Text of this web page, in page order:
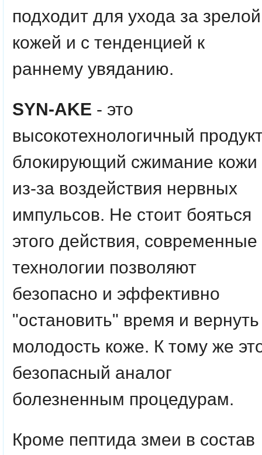
подходит для ухода за зрелой
кожей и с тенденцией к
раннему увяданию.
SYN-AKE - это
высокотехнологичный
блокирующий сжимание кожи
из-за воздействия нервных
импульсов. Не стоит бояться
этого действия, современные
технологии позволяют
безопасно и эффективно
"остановить" время и вернуть
молодость коже. К тому же
безопасный аналог
болезненным процедурам.
Кроме пептида змеи в состав